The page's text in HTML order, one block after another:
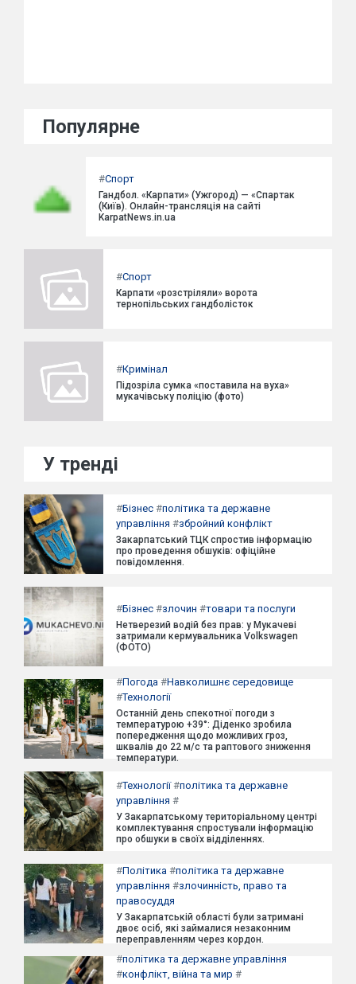
Популярне
#Спорт
Гандбол. «Карпати» (Ужгород) — «Спартак
(Київ). Онлайн-трансляція на сайті
KarpatNews.in.ua
#Спорт
Карпати «розстріляли» ворота
тернопільських гандболісток
#Кримінал
Підозріла сумка «поставила на вуха»
мукачівську поліцію (фото)
У тренді
#Бізнес #політика та державне
управління #збройний конфлікт
Закарпатський ТЦК спростив інформацію
про проведення обшуків: офіційне
повідомлення.
#Бізнес #злочин #товари та послуги
Нетверезий водій без прав: у Мукачеві
затримали кермувальника Volkswagen
(ФОТО)
#Погода #Навколишнє середовище
#Технології
Останній день спекотної погоди з
температурою +39°: Діденко зробила
попередження щодо можливих гроз,
шквалів до 22 м/с та раптового зниження
температури.
#Технології#політика та державне
управління #
У Закарпатському територіальному центрі
комплектування спростували інформацію
про обшуки в своїх відділеннях.
#Політика #політика та державне
управління #злочинність, право та
правосуддя
У Закарпатській області були затримані
двоє осіб, які займалися незаконним
переправленням через кордон.
#політика та державне управління
#конфлікт, війна та мир #